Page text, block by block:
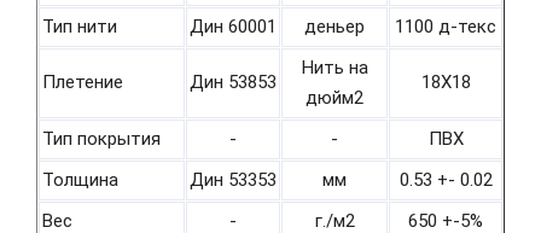
Тип нити Дин 60001 деньер 1100 д-текс
Плетение Дин 53853
Нить на
дюйм2
18Х18
Тип покрытия - -
ПВХ
Толщина
Дин 53353 мм
0.53 +- 0.02
Вес
- г./м2
650 +-5%